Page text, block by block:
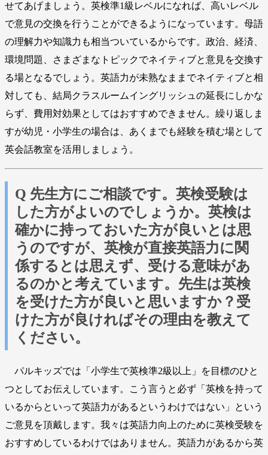
せてあげましょう。英検準1級レベルになれば、高いレベル
で意見の交換を行うことができるようになっています。母語
の理解力や知識力も相当ついているからです。政治、経済、
環境問題、さまざまなトピックでネイティブと意見を交換す
る場となるでしょう。英語力が未熟なままでネイティブと相
対しても、結局クラスルームイングリッシュの延長にしかな
らず、費用対効果としてはおすすめできません。繰り返しま
すが幼児・小学生の場合は、あくまでも経験を積む場として
英会話教室を活用しましょう。
Q 先生方にご相談です。英検受験は
した方がよいのでしょうか。英検は
確かに持っておいた方が良いとは思
うのですが、英検が直接英語力に関
係するとは思えず、受ける意味があ
るのかと考えています。先生は英検
を受けた方が良いと思いますか？受
けた方が良ければその理由を教えて
ください。
パルキッズでは「小学生で英検準2級以上」を目標のひと
つとしてお伝えしています。こう言うと必ず「英検を持って
いるからといって英語力があるというわけではない」という
ご意見を頂戴します。我々は英語力向上のために英検受験を
おすすめしているわけではありません。英語力があるから英